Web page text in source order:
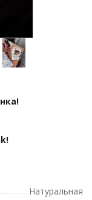
Натуральная